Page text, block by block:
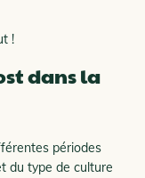
!
dans la
périodes
du type de culture